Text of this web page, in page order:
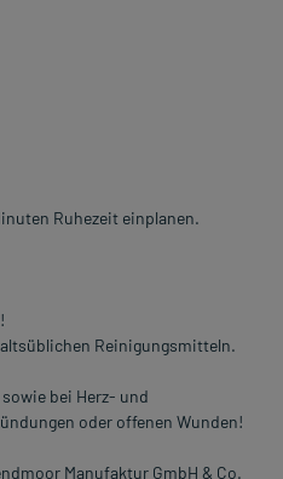
Ruhezeit einplanen.
Reinigungsmitteln.
bei Herz- und
oder offenen Wunden!
Manufaktur GmbH & Co.